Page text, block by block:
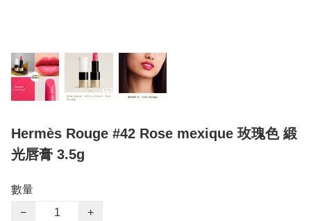
Hermès Rouge #42 Rose mexique 玫瑰色 緞
光唇膏 3.5g
數量
−
+